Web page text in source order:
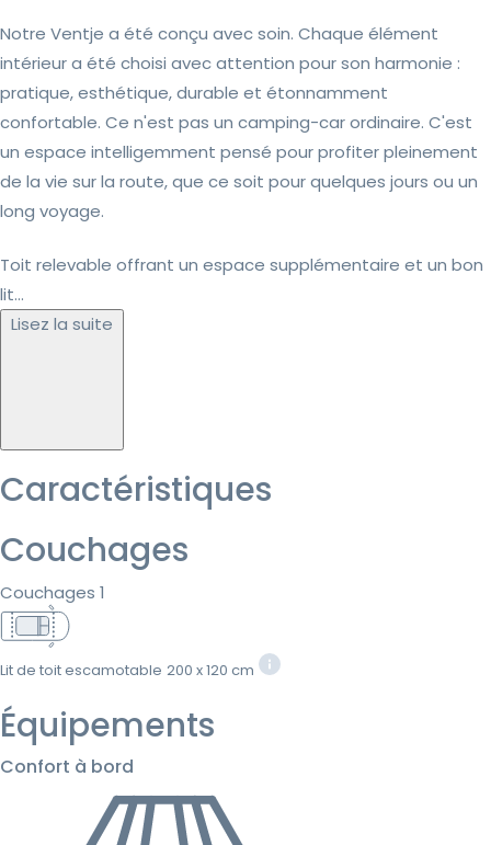
Notre Ventje a été conçu avec soin. Chaque élément
intérieur a été choisi avec attention pour son harmonie :
pratique, esthétique, durable et étonnamment
confortable. Ce n'est pas un camping-car ordinaire. C'est
un espace intelligemment pensé pour profiter pleinement
de la vie sur la route, que ce soit pour quelques jours ou un
long voyage.
Toit relevable offrant un espace supplémentaire et un bon
lit...
Lisez la suite
Caractéristiques
Couchages
Couchages 1
Lit de toit escamotable 200 x 120 cm
Équipements
Confort à bord